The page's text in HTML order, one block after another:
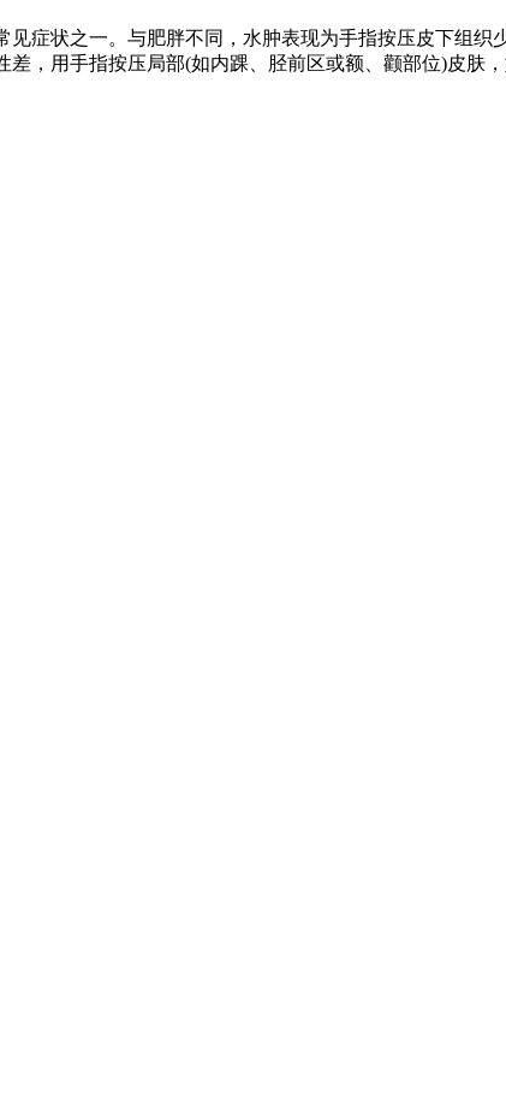
症状之一。与肥胖不同，水肿表现为手指按压皮下组
，用手指按压局部(如内踝、胫前区或额、颧部位)皮肤，